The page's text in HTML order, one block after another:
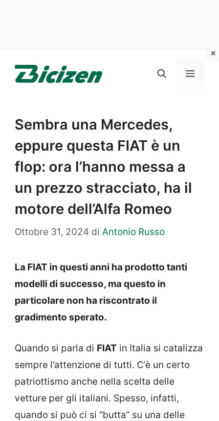
Menu
Sembra una Mercedes,
eppure questa FIAT è un
flop: ora l’hanno messa a
un prezzo stracciato, ha il
motore dell’Alfa Romeo
Ottobre 31, 2024 di Antonio Russo
La FIAT in questi anni ha prodotto tanti
modelli di successo, ma questo in
particolare non ha riscontrato il
gradimento sperato.
Quando si parla di FIAT in Italia si catalizza
sempre l’attenzione di tutti. C’è un certo
patriottismo anche nella scelta delle
vetture per gli italiani. Spesso, infatti,
quando si può ci si “butta” su una delle